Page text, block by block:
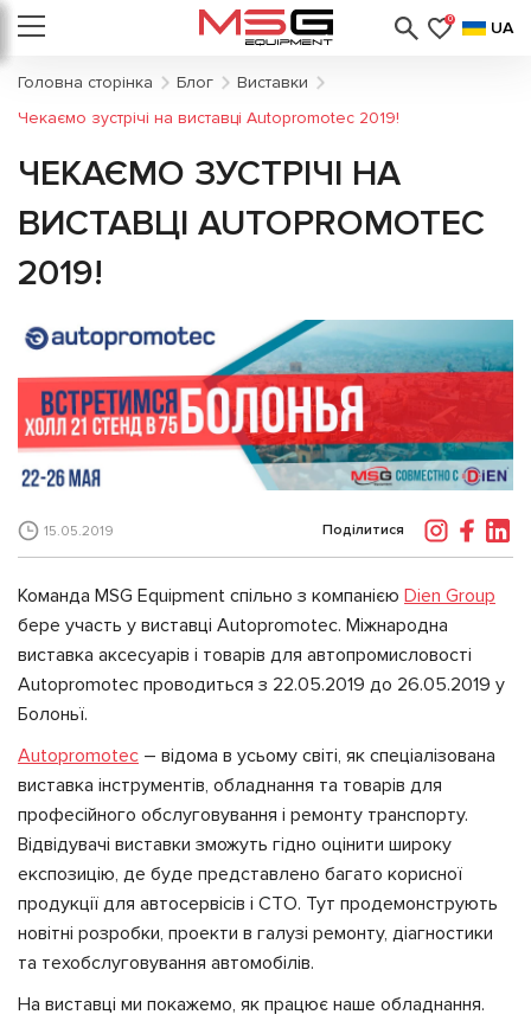
0 UA
Головна сторінка Блог
Виставки
Чекаємо зустрічі на виставці Autopromotec 2019!
ЧЕКАЄМО ЗУСТРІЧІ НА
ВИСТАВЦІ AUTOPROMOTEC
2019!
15.05.2019 Поділитися
Команда MSG Еquipment спільно з компанією Dien Group
бере участь у виставці Autopromotec. Міжнародна
виставка аксесуарів і товарів для автопромисловості
Autopromotec проводиться з 22.05.2019 до 26.05.2019 у
Болоньї.
Autopromotec – відома в усьому світі, як спеціалізована
виставка інструментів, обладнання та товарів для
професійного обслуговування і ремонту транспорту.
Відвідувачі виставки зможуть гідно оцінити широку
експозицію, де буде представлено багато корисної
продукції для автосервісів і СТО. Тут продемонструють
новітні розробки, проекти в галузі ремонту, діагностики
та техобслуговування автомобілів.
На виставці ми покажемо, як працює наше обладнання.